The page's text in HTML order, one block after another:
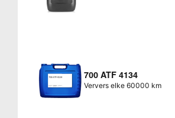
700 ATF 4134
Ververs elke 60000 km